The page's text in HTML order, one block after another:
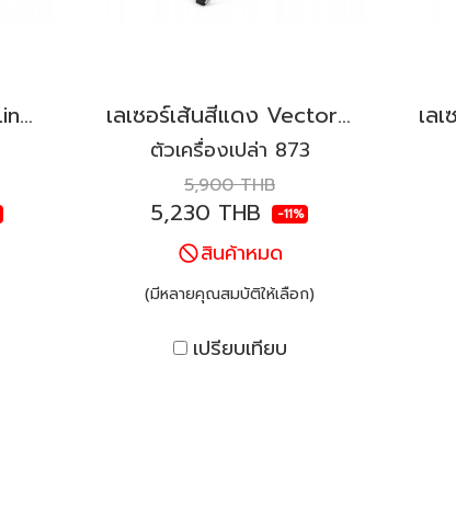
เลเซอร์เส้นสีเขียว All-Lines KAPRO รุ่น 875G-SET Prolaser® เลเซอร์เส้นสีแดง Vector KAPRO รุ่น 873 Prolaser®
ตัวเครื่องเปล่า 873
5,900 THB
5,230 THB -11%
สินค้าหมด
(มีหลายคุณสมบัติให้เลือก)
เปรียบเทียบ